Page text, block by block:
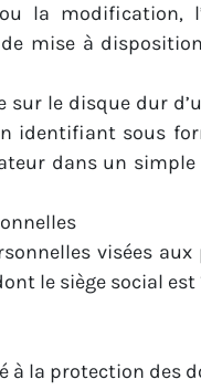
la
mise à
sur le disque dur
identifiant sous
dans un
visées
le siège social
à la protection des